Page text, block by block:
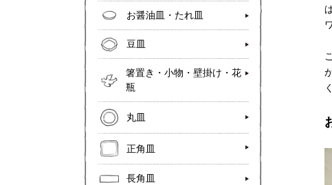
お醤油皿・たれ皿
豆皿
箸置き・小物・壁掛け・花
瓶
丸皿
正角皿
長角皿